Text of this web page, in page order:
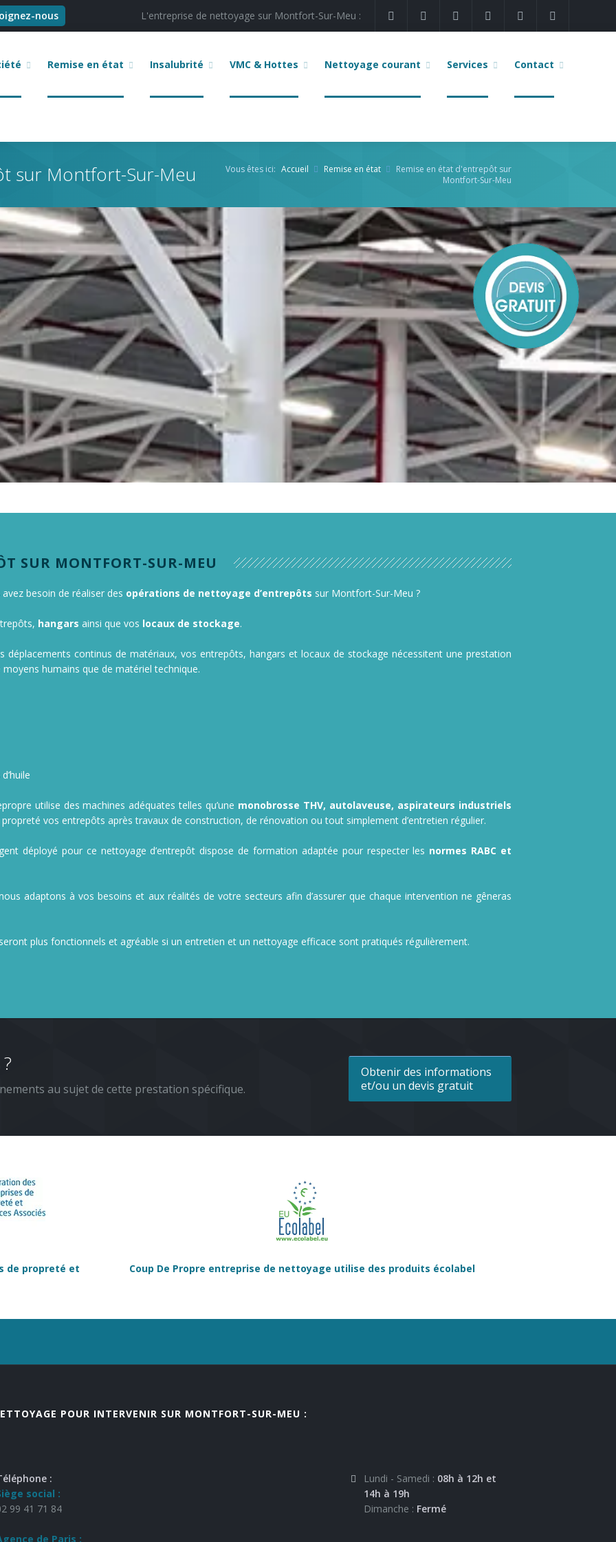
nous L'entreprise de nettoyage sur Montfort-Sur-Meu :
Remise en état Insalubrité VMC & Hottes Nettoyage courant Services Contact
sur Montfort-Sur-Meu Vous êtes ici: Accueil Remise en état
Remise en état d'entrepôt sur
Montfort-Sur-Meu
SUR MONTFORT-SUR-MEU
besoin de réaliser des opérations de nettoyage d’entrepôts sur Montfort-Sur-Meu ?
hangars ainsi que vos locaux de stockage.
déplacements continus de matériaux, vos entrepôts, hangars et locaux de stockage nécessitent une prestation
humains que de matériel technique.
utilise des machines adéquates telles qu’une monobrosse THV, autolaveuse, aspirateurs industriels
vos entrepôts après travaux de construction, de rénovation ou tout simplement d’entretien régulier.
déployé pour ce nettoyage d’entrepôt dispose de formation adaptée pour respecter les normes RABC et
adaptons à vos besoins et aux réalités de votre secteurs afin d’assurer que chaque intervention ne gêneras
plus fonctionnels et agréable si un entretien et un nettoyage efficace sont pratiqués régulièrement.
au sujet de cette prestation spécifique.
Obtenir des informations
et/ou un devis gratuit
de propreté et
Coup De Propre entreprise de nettoyage utilise des produits écolabel
POUR INTERVENIR SUR MONTFORT-SUR-MEU :
:
social :
99 41 71 84
de Paris :
Lundi - Samedi : 08h à 12h et
14h à 19h
Dimanche : Fermé